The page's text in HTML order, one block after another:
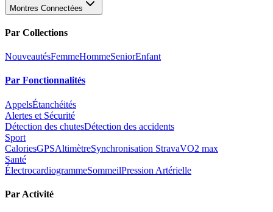
Montres Connectées
Par Collections
NouveautésFemmeHommeSeniorEnfant
Par Fonctionnalités
AppelsÉtanchéités
Alertes et Sécurité
Détection des chutesDétection des accidents
Sport
CaloriesGPSAltimètreSynchronisation StravaVO2 max
Santé
ÉlectrocardiogrammeSommeilPression Artérielle
Par Activité